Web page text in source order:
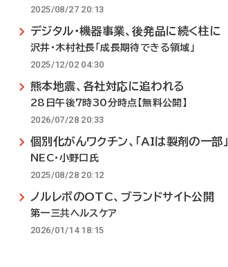
2025/08/27 20:13
デジタル・機器事業、後発品に続く柱に
沢井・木村社長「成長期待できる領域」
2025/12/02 04:30
熊本地震、各社対応に追われる
28日午後7時30分時点【無料公開】
2026/07/28 20:33
個別化がんワクチン、「AIは製剤の一部」
NEC・小野口氏
2025/08/28 20:12
ノルレボのOTC、ブランドサイト公開
第一三共ヘルスケア
2026/01/14 18:15